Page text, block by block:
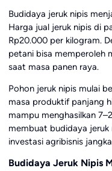
Budidaya jeruk nipis
Harga jual jeruk nipis di
Rp20.000 per kilogram.
petani bisa memperoleh
saat masa panen raya.
Pohon jeruk nipis mulai
masa produktif panjang
mampu menghasilkan
membuat budidaya jeruk
investasi agribisnis
Budidaya Jeruk Nipis